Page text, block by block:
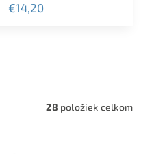
€14,20
28 položiek celkom